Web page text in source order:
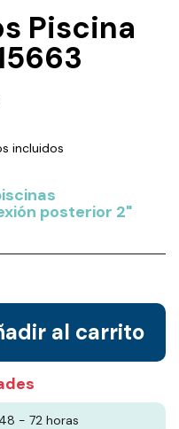
Piscina
incluidos
posterior 2"
al carrito
- 72 horas